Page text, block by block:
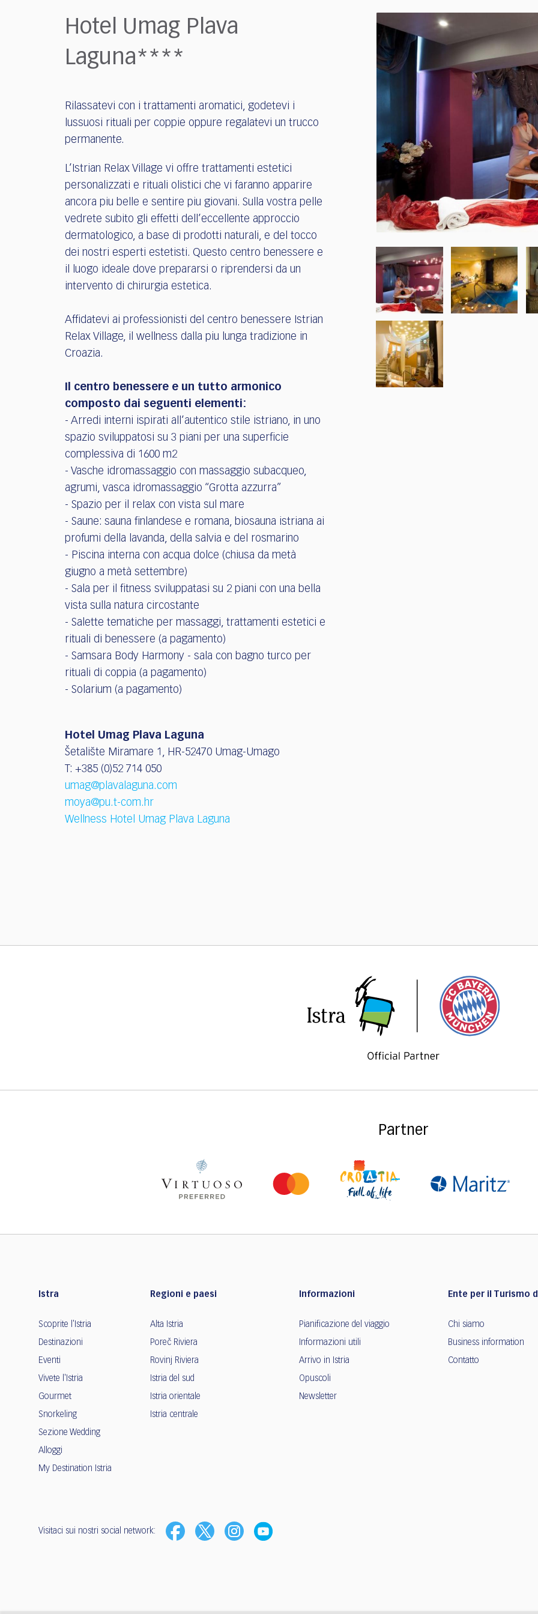
Hotel Umag Plava
Laguna****
Rilassatevi con i trattamenti aromatici, godetevi i
lussuosi rituali per coppie oppure regalatevi un trucco
permanente.
L’Istrian Relax Village vi offre trattamenti estetici
personalizzati e rituali olistici che vi faranno apparire
ancora piu belle e sentire piu giovani. Sulla vostra pelle
vedrete subito gli effetti dell’eccellente approccio
dermatologico, a base di prodotti naturali, e del tocco
dei nostri esperti estetisti. Questo centro benessere e
il luogo ideale dove prepararsi o riprendersi da un
intervento di chirurgia estetica.
Affidatevi ai professionisti del centro benessere Istrian
Relax Village, il wellness dalla piu lunga tradizione in
Croazia.
Il centro benessere e un tutto armonico
composto dai seguenti elementi:
- Arredi interni ispirati all’autentico stile istriano, in uno
spazio sviluppatosi su 3 piani per una superficie
complessiva di 1600 m2
- Vasche idromassaggio con massaggio subacqueo,
agrumi, vasca idromassaggio “Grotta azzurra”
- Spazio per il relax con vista sul mare
- Saune: sauna finlandese e romana, biosauna istriana ai
profumi della lavanda, della salvia e del rosmarino
- Piscina interna con acqua dolce (chiusa da metà
giugno a metà settembre)
- Sala per il fitness sviluppatasi su 2 piani con una bella
vista sulla natura circostante
- Salette tematiche per massaggi, trattamenti estetici e
rituali di benessere (a pagamento)
- Samsara Body Harmony - sala con bagno turco per
rituali di coppia (a pagamento)
- Solarium (a pagamento)
Hotel Umag Plava Laguna
Šetalište Miramare 1, HR-52470 Umag-Umago
T: +385 (0)52 714 050
umag@plavalaguna.com
moya@pu.t-com.hr
Wellness Hotel Umag Plava Laguna
Partner
Istra
Scoprite l'Istria
Destinazioni
Eventi
Vivete l'Istria
Gourmet
Snorkeling
Sezione Wedding
Alloggi
My Destination Istria
Regioni e paesi
Alta Istria
Poreč Riviera
Rovinj Riviera
Istria del sud
Istria orientale
Istria centrale
Informazioni
Pianificazione del viaggio
Informazioni utili
Arrivo in Istria
Opuscoli
Newsletter
Ente per il Turismo
Chi siamo
Business information
Contatto
Visitaci sui nostri social network: